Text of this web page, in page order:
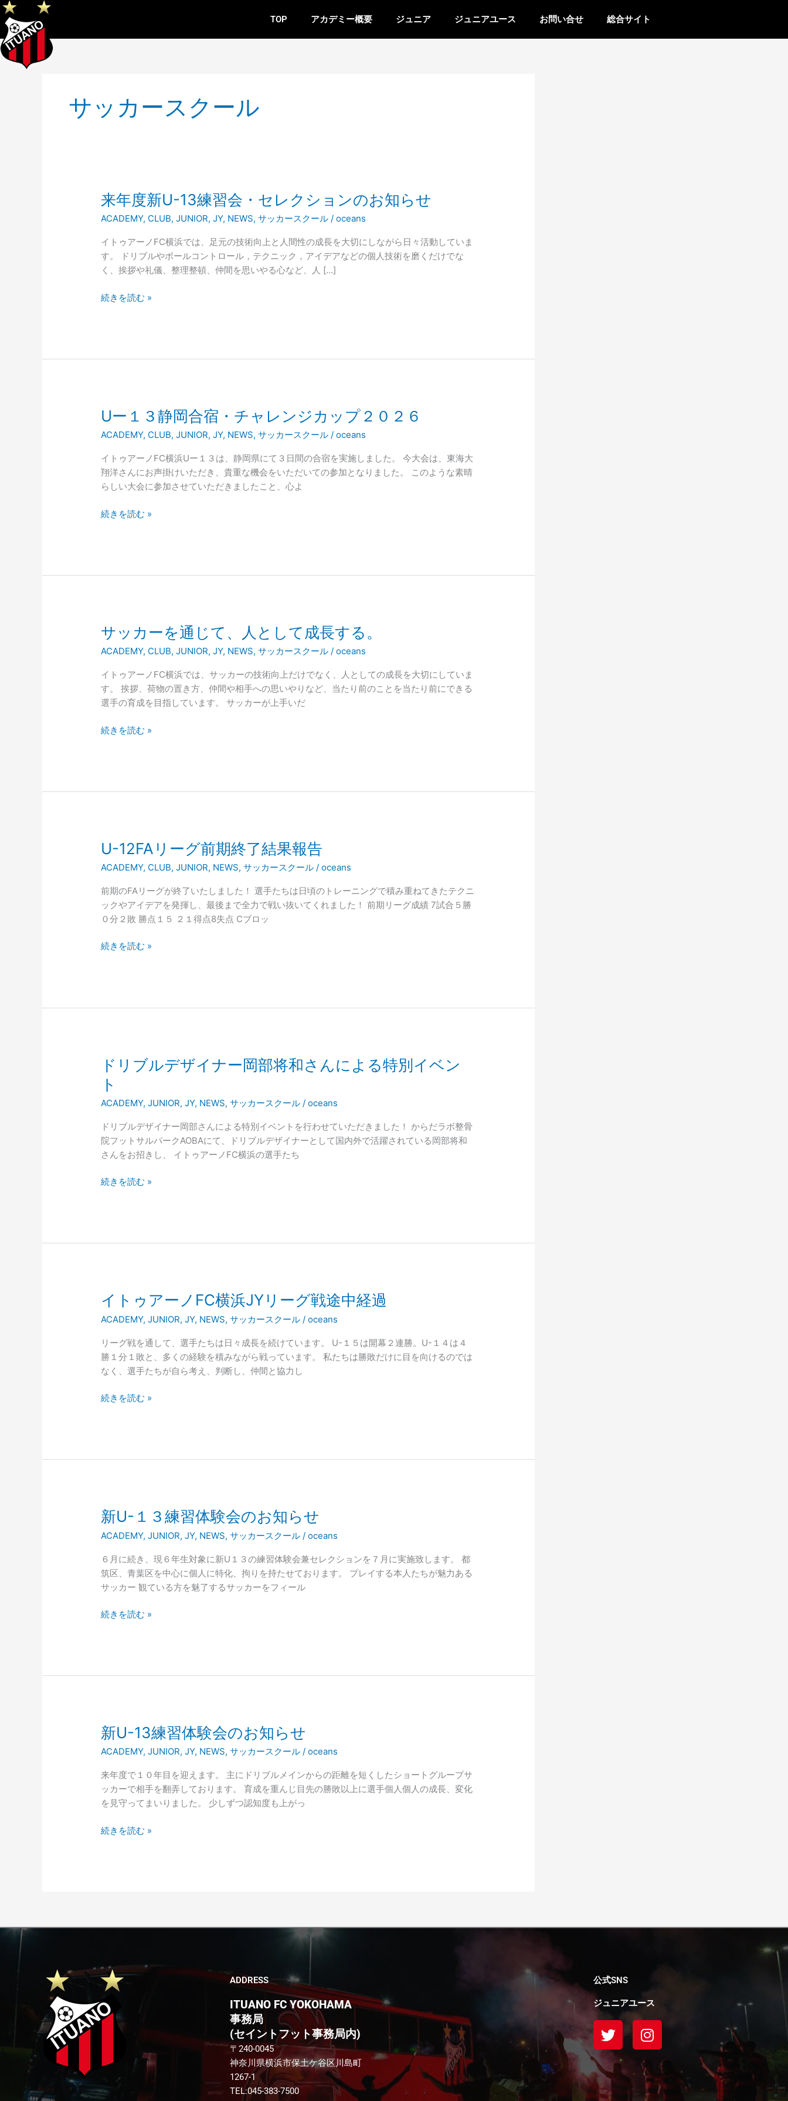
内
容
を
ス
キ
TOP アカデミー概要 ジュニア ジュニアユース お問い合せ 総合サイト
サッカースクール
来年度新U-13練習会・セレクションのお知らせ
ACADEMY, CLUB,JUNIOR,JY, NEWS,サッカースクール /oceans
イトゥアーノFC横浜では、足元の技術向上と人間性の成長を大切にしながら日々活動していま
す。 ドリブルやボールコントロール，テクニック，アイデアなどの個人技術を磨くだけでな
く、挨拶や礼儀、整理整頓、仲間を思いやる心など、人 […]
来
年
度
新
U-
13
習
お
知
せ
続きを読む »
Uー１３静岡合宿・チャレンジカップ２０２６
ACADEMY, CLUB,JUNIOR,JY, NEWS,サッカースクール /oceans
イトゥアーノFC横浜Uー１３は、静岡県にて３日間の合宿を実施しました。 今大会は、東海大
翔洋さんにお声掛けいただき、貴重な機会をいただいての参加となりました。 このような素晴
らしい大会に参加させていただきましたこと、心よ
U
１
３
静
岡
宿・
２
０
６
続きを読む »
サッカーを通じて、人として成長する。
ACADEMY, CLUB,JUNIOR,JY, NEWS,サッカースクール /oceans
イトゥアーノFC横浜では、サッカーの技術向上だけでなく、人としての成長を大切にしていま
す。 挨拶、荷物の置き方、仲間や相手への思いやりなど、当たり前のことを当たり前にできる
選手の育成を目指しています。 サッカーが上手いだ
サ
ッ
カ
ー
を
通
て、
続きを読む »
U-12FAリーグ前期終了結果報告
ACADEMY, CLUB,JUNIOR, NEWS,サッカースクール /oceans
前期のFAリーグが終了いたしました！ 選手たちは日頃のトレーニングで積み重ねてきたテクニ
ックやアイデアを発揮し、最後まで全力で戦い抜いてくれました！ 前期リーグ成績 7試合５勝
０分２敗 勝点１５ ２１得点8失点 Cブロッ
U-
リ
ー
グ
前
終
続きを読む »
ドリブルデザイナー岡部将和さんによる特別イベン
ト
ACADEMY,JUNIOR,JY, NEWS,サッカースクール /oceans
ドリブルデザイナー岡部さんによる特別イベントを行わせていただきました！ からだラボ整骨
院フットサルパークAOBAにて、ドリブルデザイナーとして国内外で活躍されている岡部将和
さんをお招きし、 イトゥアーノFC横浜の選手たち
ド
リ
ブ
ル
ザ
イ
ナ
岡
さ
る
特
イ
ベ
ン
続きを読む »
イトゥアーノFC横浜JYリーグ戦途中経過
ACADEMY,JUNIOR,JY, NEWS,サッカースクール /oceans
リーグ戦を通して、選手たちは日々成長を続けています。 U-１５は開幕２連勝。U-１４は４
勝１分１敗と、多くの経験を積みながら戦っています。 私たちは勝敗だけに目を向けるのでは
なく、選手たちが自ら考え、判断し、仲間と協力し
イ
ト
ゥ
ア
ー
ノ
横
中
経
過
続きを読む »
新U-１３練習体験会のお知らせ
ACADEMY,JUNIOR,JY, NEWS,サッカースクール /oceans
６月に続き、現６年生対象に新U１３の練習体験会兼セレクションを７月に実施致します。 都
筑区、青葉区を中心に個人に特化、拘りを持たせております。 プレイする本人たちが魅力ある
サッカー 観ている方を魅了するサッカーをフィール
新
U-
１
３
練
習
験
続きを読む »
新U-13練習体験会のお知らせ
ACADEMY,JUNIOR,JY, NEWS,サッカースクール /oceans
来年度で１０年目を迎えます。 主にドリブルメインからの距離を短くしたショートグループサ
ッカーで相手を翻弄しております。 育成を重んじ目先の勝敗以上に選手個人個人の成長、変化
を見守ってまいりました。 少しずつ認知度も上がっ
新
U-
13
練
習
体
会
続きを読む »
ADDRESS
ITUANO FC YOKOHAMA
事務局
(セイントフット事務局内)
〒240-0045
神奈川県横浜市保土ケ谷区川島町
1267-1
TEL:045-383-7500
公式SNS
ジュニアユース
T
w
i
t
t
I
n
t
a